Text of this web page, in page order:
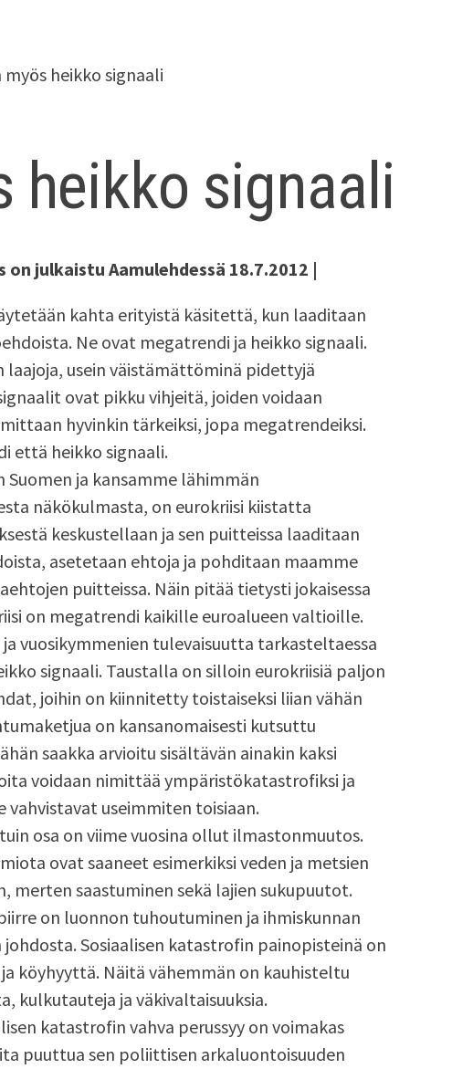
myös heikko signaali
heikko signaali
julkaistu Aamulehdessä 18.7.2012 |
kahta erityistä käsitettä, kun laaditaan
Ne ovat megatrendi ja heikko signaali.
usein väistämättöminä pidettyjä
ovat pikku vihjeitä, joiden voidaan
hyvinkin tärkeiksi, jopa megatrendeiksi.
että heikko signaali.
ja kansamme lähimmän
näkökulmasta, on eurokriisi kiistatta
keskustellaan ja sen puitteissa laaditaan
asetetaan ehtoja ja pohditaan maamme
puitteissa. Näin pitää tietysti jokaisessa
on megatrendi kaikille euroalueen valtioille.
vuosikymmenien tulevaisuutta tarkasteltaessa
signaali. Taustalla on silloin eurokriisiä paljon
joihin on kiinnitetty toistaiseksi liian vähän
on kansanomaisesti kutsuttu
saakka arvioitu sisältävän ainakin kaksi
voidaan nimittää ympäristökatastrofiksi ja
vahvistavat useimmiten toisiaan.
osa on viime vuosina ollut ilmastonmuutos.
ovat saaneet esimerkiksi veden ja metsien
merten saastuminen sekä lajien sukupuutot.
on luonnon tuhoutuminen ja ihmiskunnan
johdosta. Sosiaalisen katastrofin painopisteinä on
köyhyyttä. Näitä vähemmän on kauhisteltu
kulkutauteja ja väkivaltaisuuksia.
katastrofin vahva perussyy on voimakas
puuttua sen poliittisen arkaluontoisuuden